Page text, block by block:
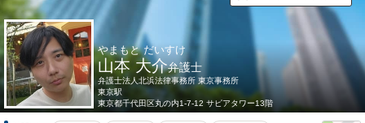
やまもと だいすけ
山本 大介弁護士
弁護士法人北浜法律事務所 東京事務所
東京駅
東京都千代田区丸の内1-7-12 サピアタワー13階